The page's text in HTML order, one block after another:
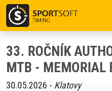
33. ROČNÍK
MTB - MEMORIAL
30.05.2026 - Klatovy